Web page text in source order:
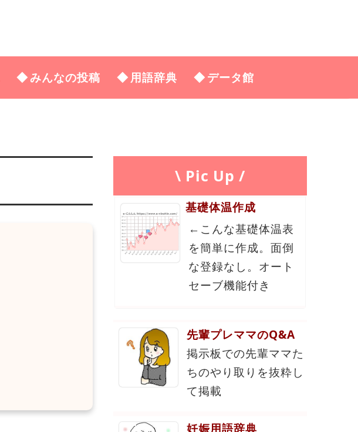
みんなの投稿 用語辞典 データ館
\ Pic Up /
基礎体温作成
←こんな基礎体温表
を簡単に作成。面倒
な登録なし。オート
セーブ機能付き
先輩プレママのQ&A
掲示板での先輩ママた
ちのやり取りを抜粋し
て掲載
妊娠用語辞典